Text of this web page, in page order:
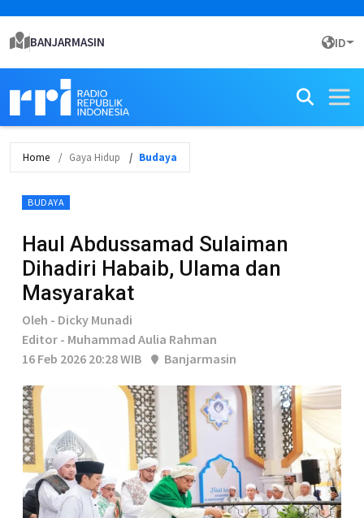
BANJARMASIN ID
Home Gaya Hidup Budaya
BUDAYA
Haul Abdussamad Sulaiman
Dihadiri Habaib, Ulama dan
Masyarakat
Oleh - Dicky Munadi
Editor - Muhammad Aulia Rahman
16 Feb 2026 20:28 WIB
Banjarmasin